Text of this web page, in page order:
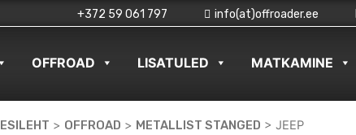
+372 59 061 797 info(at)offroader.ee
OFFROAD LISATULED MATKAMINE
ESILEHT > OFFROAD > METALLIST STANGED >JEEP